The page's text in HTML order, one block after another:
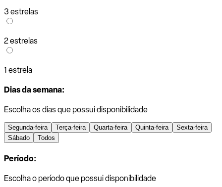
3 estrelas
2 estrelas
1 estrela
Dias da semana:
Escolha os dias que possui disponibilidade
Segunda-feira Terça-feira Quarta-feira Quinta-feira
Sexta-feira
Sábado
Todos
Período:
Escolha o período que possui disponibilidade